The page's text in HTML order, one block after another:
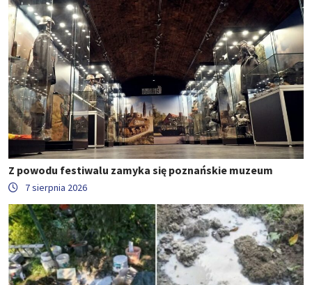
Z powodu festiwalu zamyka się poznańskie muzeum
7 sierpnia 2026